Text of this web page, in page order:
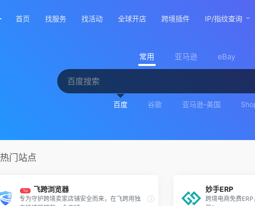
首页 找服务 找活动 全球开店 跨境插件 IP/指纹查询
常用 亚马逊 eBay
百度 谷歌 亚马逊-美国
热门站点
Top 飞跨浏览器
专为守护跨境卖家店铺安全而来，在飞跨用独
妙手ERP
跨境电商免费